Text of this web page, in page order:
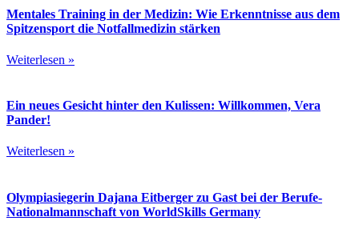
Mentales Training in der Medizin: Wie Erkenntnisse aus dem
Spitzensport die Notfallmedizin stärken
Weiterlesen »
Ein neues Gesicht hinter den Kulissen: Willkommen, Vera
Pander!
Weiterlesen »
Olympiasiegerin Dajana Eitberger zu Gast bei der Berufe-
Nationalmannschaft von WorldSkills Germany